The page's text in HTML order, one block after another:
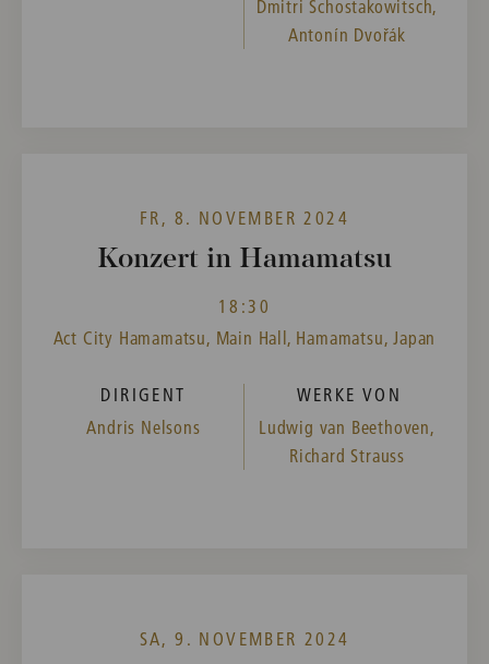
Dmitri Schostakowitsch,
Antonín Dvořák
FR, 8. NOVEMBER 2024
Konzert in Hamamatsu
18:30
Act City Hamamatsu, Main Hall, Hamamatsu, Japan
DIRIGENT
Andris Nelsons
WERKE VON
Ludwig van Beethoven,
Richard Strauss
SA, 9. NOVEMBER 2024